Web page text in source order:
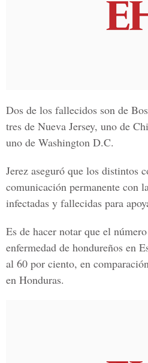
Dos de los fallecidos son de
tres de Nueva Jersey, uno de
uno de Washington D.C.
Jerez aseguró que los distintos
comunicación permanente con
infectadas y fallecidas para
Es de hacer notar que el
enfermedad de hondureños en
al 60 por ciento, en
en Honduras.